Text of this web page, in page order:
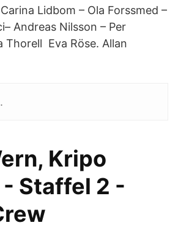
Lidbom – Ola Forssmed –
Andreas Nilsson – Per
Thorell Eva Röse. Allan
Kripo
Staffel 2 -